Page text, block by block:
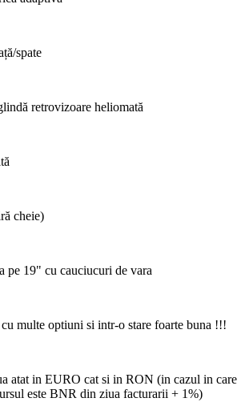
spate
retrovizoare heliomată
cheie)
pe 19" cu cauciucuri de vara
multe optiuni si intr-o stare foarte buna !!!
atat in EURO cat si in RON (in cazul in care
este BNR din ziua facturarii + 1%)